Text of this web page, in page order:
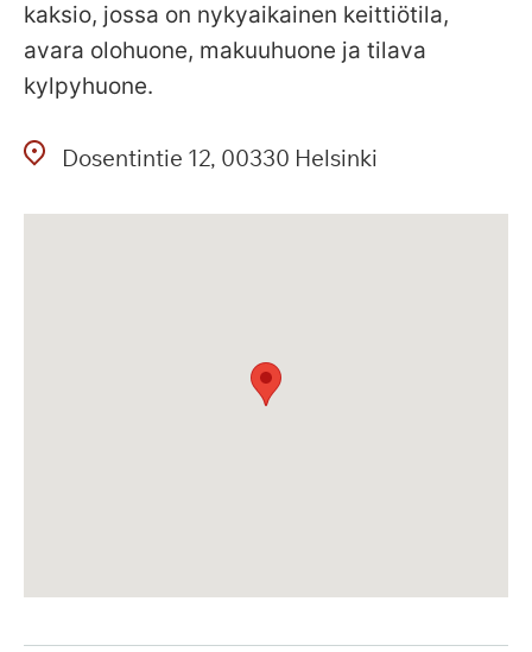
kaksio, jossa on nykyaikainen keittiötila,
avara olohuone, makuuhuone ja tilava
kylpyhuone.
Dosentintie 12 00330 Helsinki